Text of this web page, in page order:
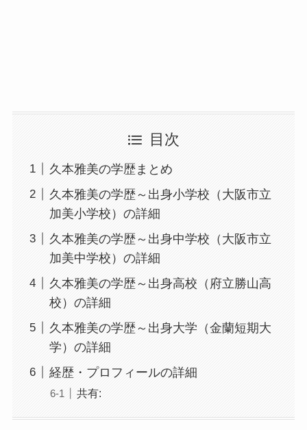
目次
久本雅美の学歴まとめ
久本雅美の学歴～出身小学校（大阪市立
加美小学校）の詳細
久本雅美の学歴～出身中学校（大阪市立
加美中学校）の詳細
久本雅美の学歴～出身高校（府立勝山高
校）の詳細
久本雅美の学歴～出身大学（金蘭短期大
学）の詳細
経歴・プロフィールの詳細
共有: